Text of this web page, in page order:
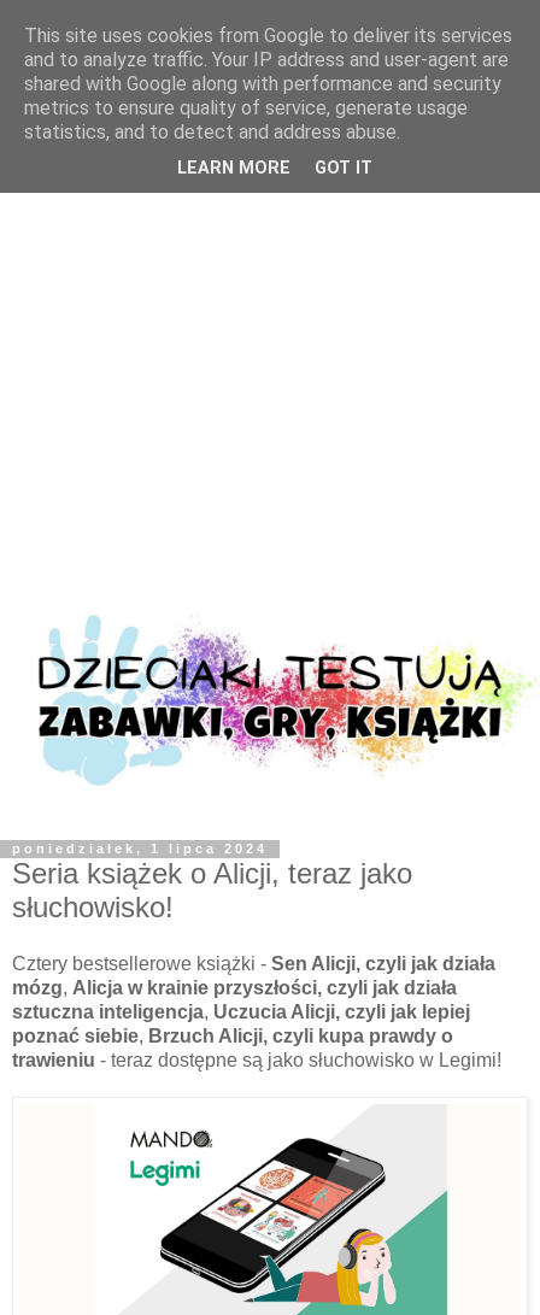
poniedziałek, 1 lipca 2024
Seria książek o Alicji, teraz jako
słuchowisko!
Cztery bestsellerowe książki - Sen Alicji, czyli jak działa
mózg, Alicja w krainie przyszłości, czyli jak działa
sztuczna inteligencja, Uczucia Alicji, czyli jak lepiej
poznać siebie, Brzuch Alicji, czyli kupa prawdy o
trawieniu - teraz dostępne są jako słuchowisko w Legimi!
This site uses cookies from Google to deliver its services
and to analyze traffic. Your IP address and user-agent are
shared with Google along with performance and security
metrics to ensure quality of service, generate usage
statistics, and to detect and address abuse.
LEARN MORE GOT IT